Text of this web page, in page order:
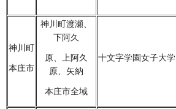
神川町
本庄市
神川町渡瀬、
下阿久
原、上阿久
原、矢納
本庄市全域
十文字学園女子大学